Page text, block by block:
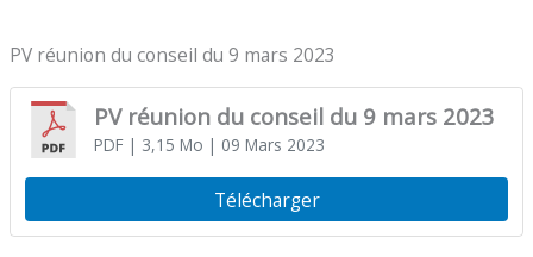
PV réunion du conseil du 9 mars 2023
PV réunion du conseil du 9 mars 2023
PDF| 3,15 Mo | 09 Mars 2023
Télécharger